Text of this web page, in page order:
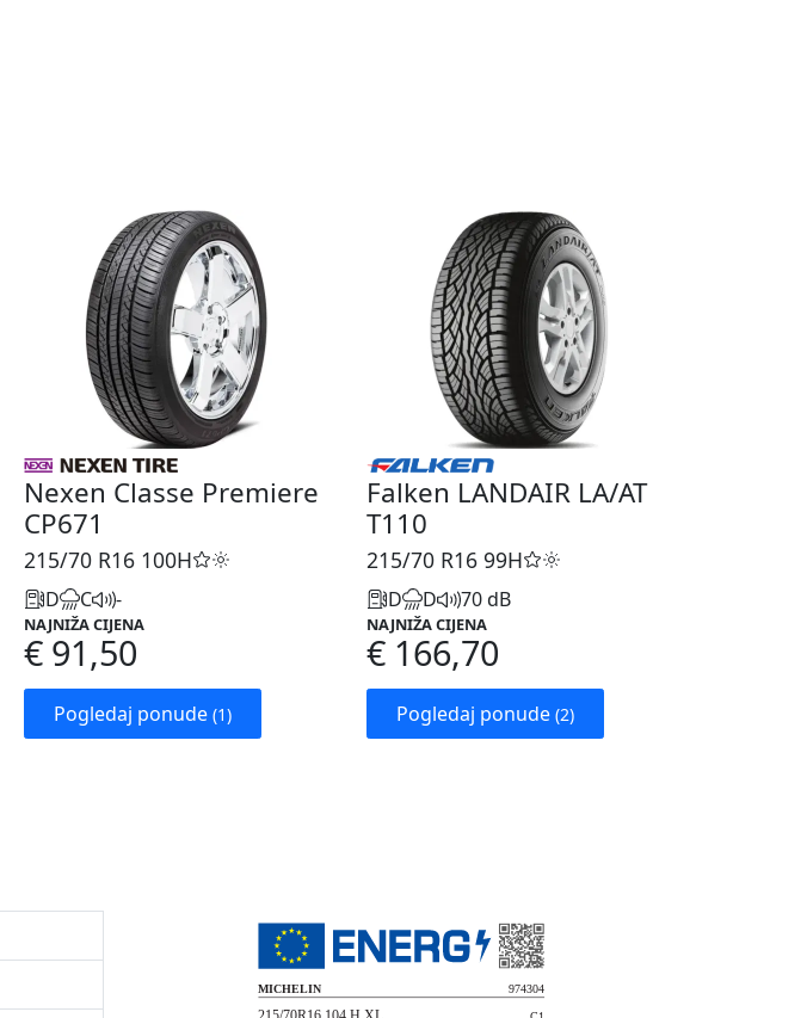
Nexen Classe Premiere
CP671
215/70 R16 100H
D C -
NAJNIŽA CIJENA
€ 91,50
Pogledaj ponude (1)
Falken LANDAIR LA/AT
T110
215/70 R16 99H
D D 70 dB
NAJNIŽA CIJENA
€ 166,70
Pogledaj ponude (2)